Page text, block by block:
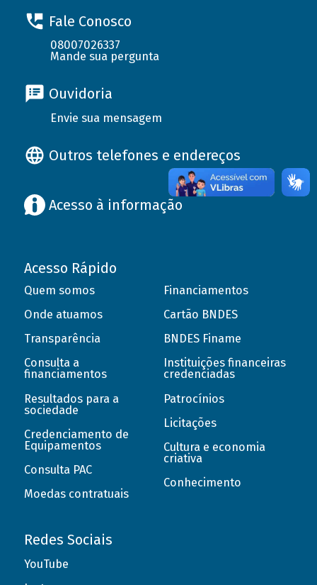
Fale Conosco
08007026337
Mande sua pergunta
Ouvidoria
Envie sua mensagem
Outros telefones e endereços
Acesso à informação
Acesso Rápido
Quem somos
Onde atuamos
Transparência
Consulta a
financiamentos
Resultados para a
sociedade
Credenciamento de
Equipamentos
Consulta PAC
Moedas contratuais
Financiamentos
Cartão BNDES
BNDES Finame
Instituições financeiras
credenciadas
Patrocínios
Licitações
Cultura e economia
criativa
Conhecimento
Redes Sociais
YouTube